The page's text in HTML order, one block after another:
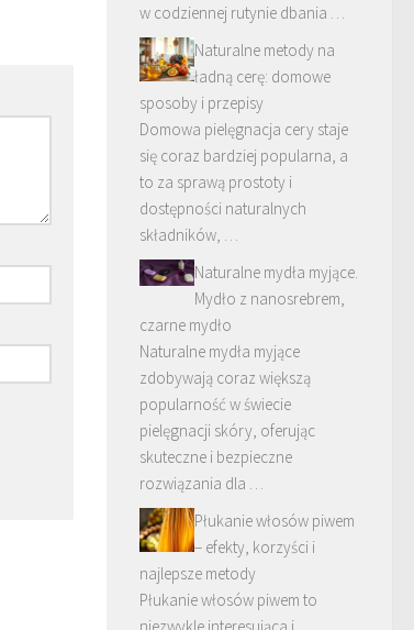
w codziennej rutynie dbania …
Naturalne metody na
ładną cerę: domowe
sposoby i przepisy
Domowa pielęgnacja cery staje
się coraz bardziej popularna, a
to za sprawą prostoty i
dostępności naturalnych
składników, …
Naturalne mydła myjące.
Mydło z nanosrebrem,
czarne mydło
Naturalne mydła myjące
zdobywają coraz większą
popularność w świecie
pielęgnacji skóry, oferując
skuteczne i bezpieczne
rozwiązania dla …
Płukanie włosów piwem
– efekty, korzyści i
najlepsze metody
Płukanie włosów piwem to